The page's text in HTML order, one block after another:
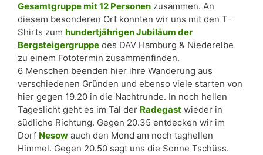
Gesamtgruppe mit 12 Personen zusammen. An
diesem besonderen Ort konnten wir uns mit den T-
Shirts zum hundertjährigen Jubiläum der
Bergsteigergruppe des DAV Hamburg & Niederelbe
zu einem Fototermin zusammenfinden.
6 Menschen beenden hier ihre Wanderung aus
verschiedenen Gründen und ebenso viele starten von
hier gegen 19.20 in die Nachtrunde. In noch hellen
Tageslicht geht es im Tal der Radegast wieder in
südliche Richtung. Gegen 20.35 entdecken wir im
Dorf Nesow auch den Mond am noch taghellen
Himmel. Gegen 20.50 sagt uns die Sonne Tschüss.